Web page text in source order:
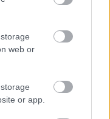
web or
or app.